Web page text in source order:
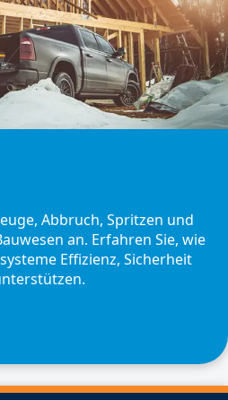
Abbruch, Spritzen und
an. Erfahren Sie, wie
Effizienz, Sicherheit